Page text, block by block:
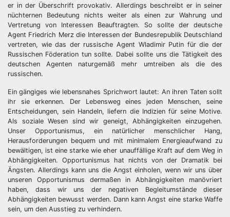
er in der Überschrift provokativ. Allerdings beschreibt er in seiner
nüchternen Bedeutung nichts weiter als einen zur Wahrung und
Vertretung von Interessen Beauftragten. So sollte der deutsche
Agent Friedrich Merz die Interessen der Bundesrepublik Deutschland
vertreten, wie das der russische Agent Wladimir Putin für die der
Russischen Föderation tun sollte. Dabei sollte uns die Tätigkeit des
deutschen Agenten naturgemäß mehr umtreiben als die des
russischen.
Ein gängiges wie lebensnahes Sprichwort lautet: An ihren Taten sollt
ihr sie erkennen. Der Lebensweg eines jeden Menschen, seine
Entscheidungen, sein Handeln, liefern die Indizien für seine Motive.
Als soziale Wesen sind wir geneigt, Abhängigkeiten einzugehen.
Unser Opportunismus, ein natürlicher menschlicher Hang,
Herausforderungen bequem und mit minimalem Energieaufwand zu
bewältigen, ist eine starke wie eher unauffällige Kraft auf dem Weg in
Abhängigkeiten. Opportunismus hat nichts von der Dramatik bei
Ängsten. Allerdings kann uns die Angst einholen, wenn wir uns über
unseren Opportunismus dermaßen in Abhängigkeiten manövriert
haben, dass wir uns der negativen Begleitumstände dieser
Abhängigkeiten bewusst werden. Dann kann Angst eine starke Waffe
sein, um den Ausstieg zu verhindern.